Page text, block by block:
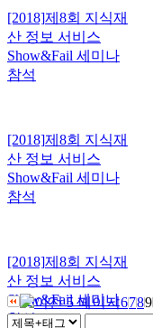
[2018]제8회 지식재
산 정보 서비스
Show&Fail 세미나
참석
[2018]제8회 지식재
산 정보 서비스
Show&Fail 세미나
참석
[2018]제8회 지식재
산 정보 서비스
Show&Fail 세미나
참석
6789